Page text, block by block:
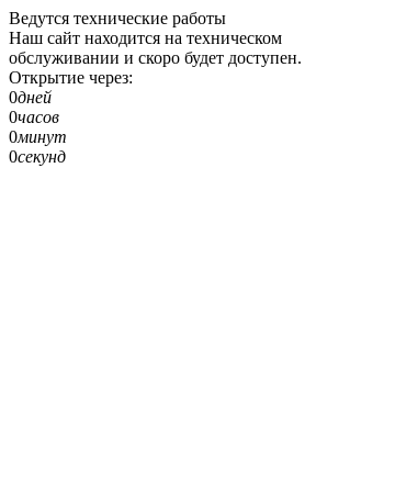
Ведутся технические работы
Наш сайт находится на техническом
обслуживании и скоро будет доступен.
Открытие через:
0дней
0часов
0минут
0секунд